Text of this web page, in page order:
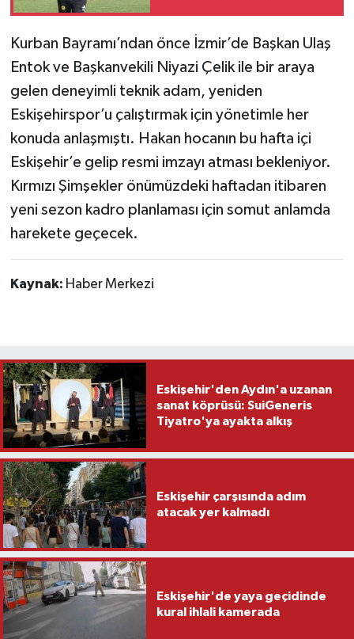
Kurban Bayramı’ndan önce İzmir’de Başkan Ulaş
Entok ve Başkanvekili Niyazi Çelik ile bir araya
gelen deneyimli teknik adam, yeniden
Eskişehirspor’u çalıştırmak için yönetimle her
konuda anlaşmıştı. Hakan hocanın bu hafta içi
Eskişehir’e gelip resmi imzayı atması bekleniyor.
Kırmızı Şimşekler önümüzdeki haftadan itibaren
yeni sezon kadro planlaması için somut anlamda
harekete geçecek.
Kaynak: Haber Merkezi
Eskişehir'den Aydın'a uzanan
sanat köprüsü: SuiGeneris
Tiyatro'ya ayakta alkış
Eskişehir çarşısında adım
atacak yer kalmadı
Eskişehir'de yaya geçidinde
kural ihlali kamerada